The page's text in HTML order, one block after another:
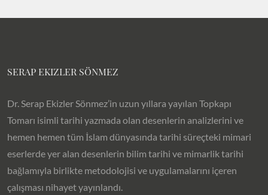
SERAP EKIZLER SÖNMEZ
Dr. Serap Ekizler Sönmez’in uzun yıllara yayılan Topkapı
Tomarı isimli tarihi yazmada olan desenlerin analizlerini ve
hemen hemen tüm İslam dünyasında tarihi süreçteki mimari
eserlerde yer alan desenlerin bilim tarihi ve mimarlik tarihi
bağlamıyla birlikte metodolojisi ve uygulamalarını içeren
çalışması nihayet yayınlandı.